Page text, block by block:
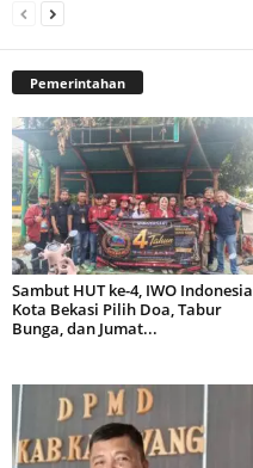
Pemerintahan
Sambut HUT ke-4, IWO Indonesia
Kota Bekasi Pilih Doa, Tabur
Bunga, dan Jumat...